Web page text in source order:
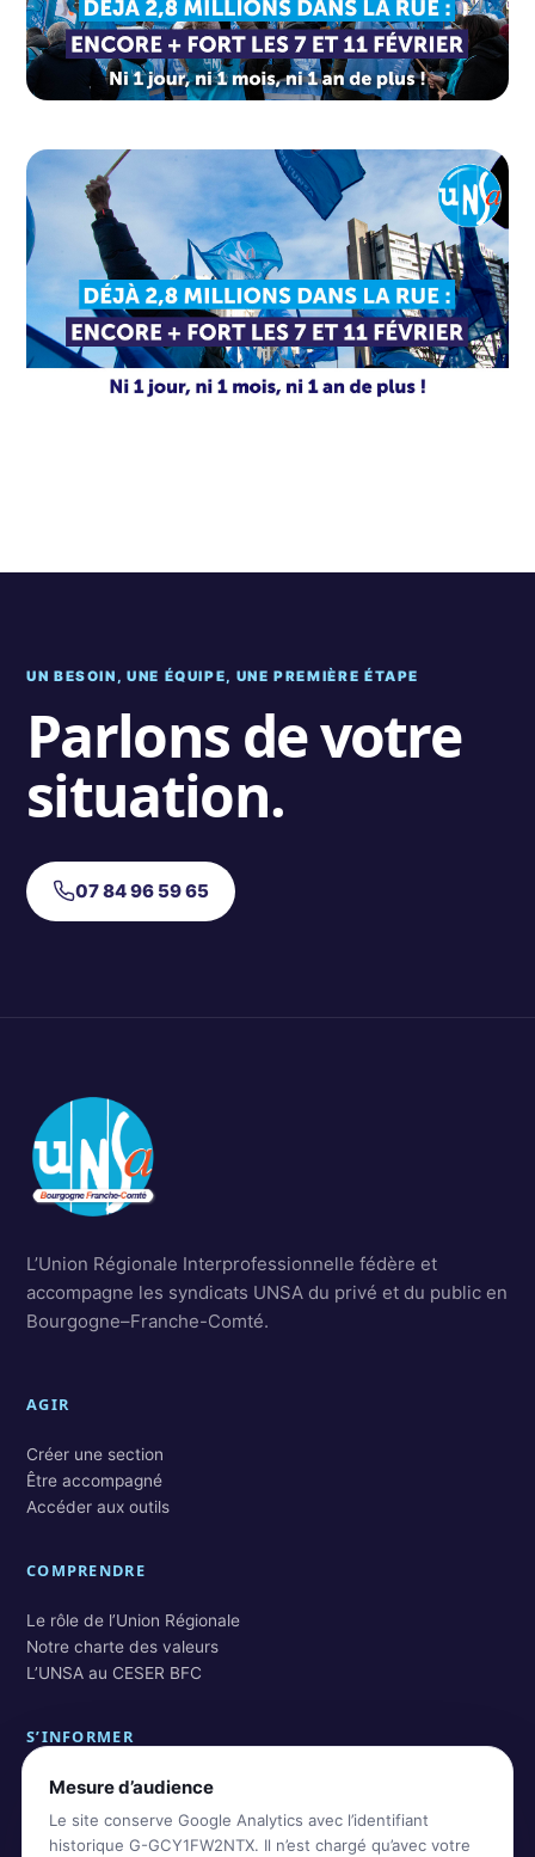
UN BESOIN, UNE ÉQUIPE, UNE PREMIÈRE ÉTAPE
Parlons de votre
situation.
07 84 96 59 65
L’Union Régionale Interprofessionnelle fédère et
accompagne les syndicats UNSA du privé et du public en
Bourgogne–Franche-Comté.
AGIR
Créer une section
Être accompagné
Accéder aux outils
COMPRENDRE
Le rôle de l’Union Régionale
Notre charte des valeurs
L’UNSA au CESER BFC
S’INFORMER
Actualités BFC
Actualités nationales
Rechercher dans les archives
Mesure d’audience
Le site conserve Google Analytics avec l’identifiant
historique G-GCY1FW2NTX. Il n’est chargé qu’avec votre